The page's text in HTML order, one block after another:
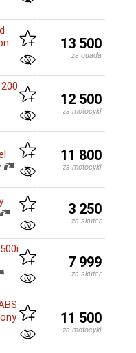
13 500
za quada
12 500
za motocykl
11 800
za motocykl
3 250
za skuter
7 999
za skuter
11 500
za motocykl